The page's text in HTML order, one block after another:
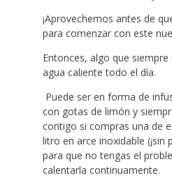
¡Aprovechemos antes de
para comenzar con este
Entonces, algo que
agua caliente todo el día.
Puede ser en forma de
con gotas de limón y
contigo si compras una de
litro en arce inoxidable (¡sin
para que no tengas el
calentarla continuamente.